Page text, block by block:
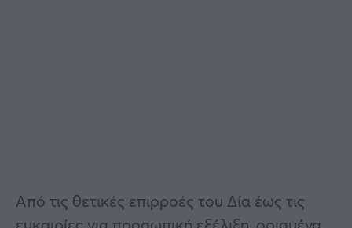
Από τις θετικές επιρροές του Δία έως τις